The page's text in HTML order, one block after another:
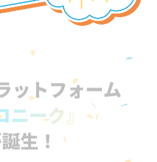
ットフォーム
ニーク』
誕生！